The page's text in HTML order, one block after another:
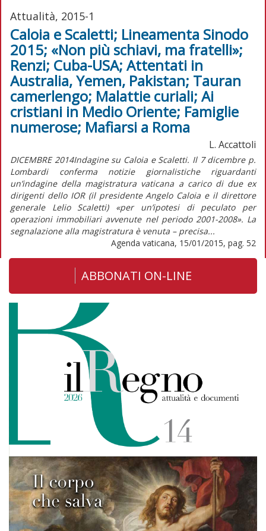
Attualità, 2015-1
Caloia e Scaletti; Lineamenta Sinodo
2015; «Non più schiavi, ma fratelli»;
Renzi; Cuba-USA; Attentati in
Australia, Yemen, Pakistan; Tauran
camerlengo; Malattie curiali; Ai
cristiani in Medio Oriente; Famiglie
numerose; Mafiarsi a Roma
L. Accattoli
DICEMBRE 2014Indagine su Caloia e Scaletti. Il 7 dicembre p.
Lombardi conferma notizie giornalistiche riguardanti
un’indagine della magistratura vaticana a carico di due ex
dirigenti dello IOR (il presidente Angelo Caloia e il direttore
generale Lelio Scaletti) «per un’ipotesi di peculato per
operazioni immobiliari avvenute nel periodo 2001-2008». La
segnalazione alla magistratura è venuta – precisa...
Agenda vaticana, 15/01/2015, pag. 52
ABBONATI ON-LINE